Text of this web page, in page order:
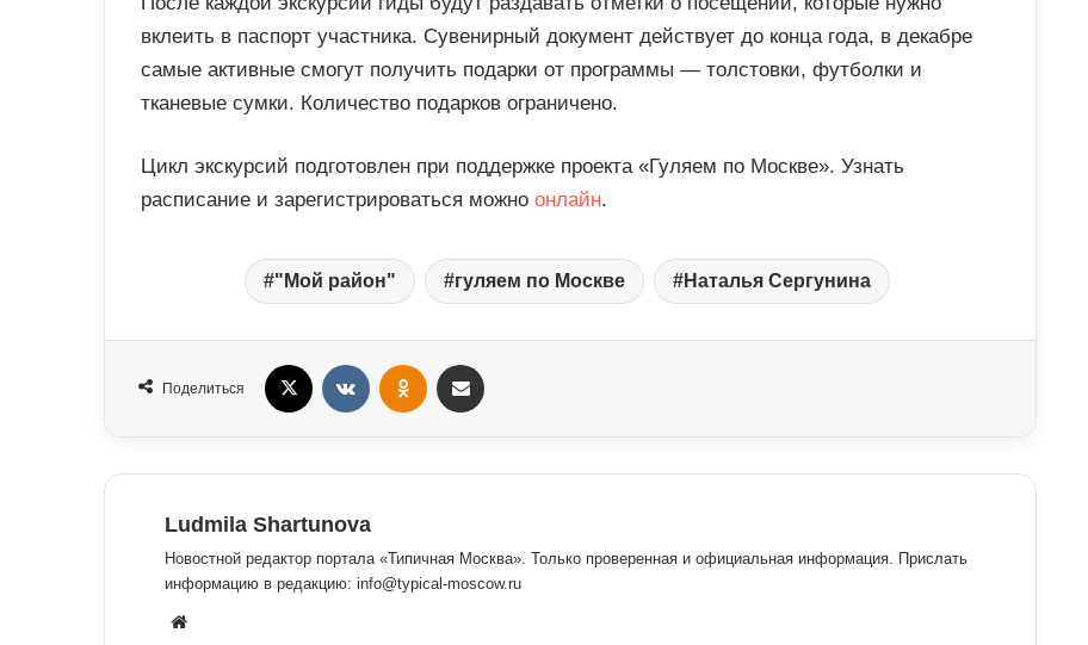
вклеить в паспорт участника. Сувенирный документ действует до конца года, в декабре
самые активные смогут получить подарки от программы — толстовки, футболки и
тканевые сумки. Количество подарков ограничено.
Цикл экскурсий подготовлен при поддержке проекта «Гуляем по Москве». Узнать
расписание и зарегистрироваться можно онлайн.
"Мой район" гуляем по Москве Наталья Сергунина
Поделиться
Ludmila Shartunova
Новостной редактор портала «Типичная Москва». Только проверенная и официальная информация. Прислать
информацию в редакцию: info@typical-moscow.ru